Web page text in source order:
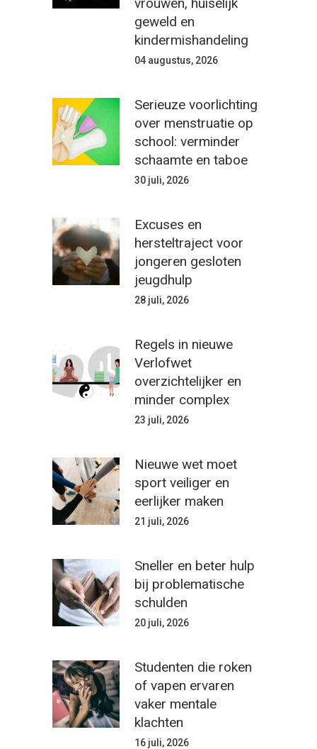
vrouwen, huiselijk
geweld en
kindermishandeling
04 augustus, 2026
Serieuze voorlichting
over menstruatie op
school: verminder
schaamte en taboe
30 juli, 2026
Excuses en
hersteltraject voor
jongeren gesloten
jeugdhulp
28 juli, 2026
Regels in nieuwe
Verlofwet
overzichtelijker en
minder complex
23 juli, 2026
Nieuwe wet moet
sport veiliger en
eerlijker maken
21 juli, 2026
Sneller en beter hulp
bij problematische
schulden
20 juli, 2026
Studenten die roken
of vapen ervaren
vaker mentale
klachten
16 juli, 2026